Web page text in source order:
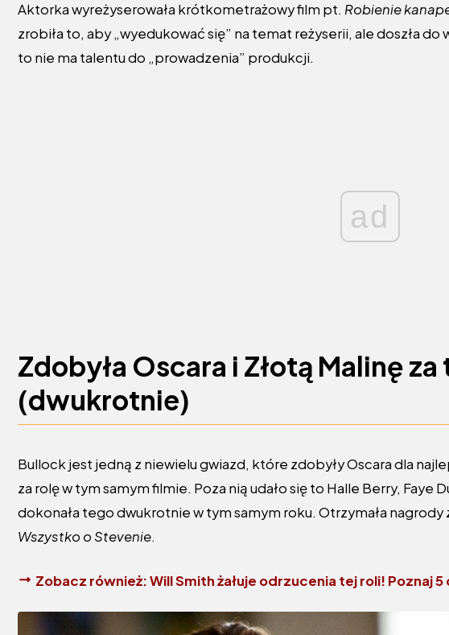
Aktorka wyreżyserowała krótkometrażowy film pt. Robienie
zrobiła to, aby „wyedukować się” na temat reżyserii, ale doszła
to nie ma talentu do „prowadzenia” produkcji.
ad
Zdobyła Oscara i Złotą Malinę
(dwukrotnie)
Bullock jest jedną z niewielu gwiazd, które zdobyły Oscara dla
za rolę w tym samym filmie. Poza nią udało się to Halle Berry, Faye
dokonała tego dwukrotnie w tym samym roku. Otrzymała nagrody
Wszystko o Stevenie.
Zobacz również:Will Smith żałuje odrzucenia tej roli! Poznaj